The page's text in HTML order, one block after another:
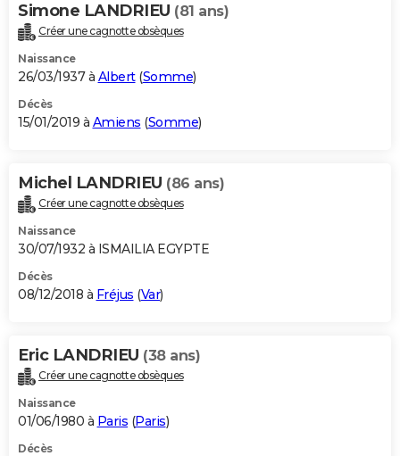
Simone LANDRIEU (81 ans)
Créer une cagnotte obsèques
Naissance
26/03/1937 à Albert(Somme)
Décès
15/01/2019 à Amiens (Somme)
Michel LANDRIEU (86 ans)
Créer une cagnotte obsèques
Naissance
30/07/1932 à ISMAILIA EGYPTE
Décès
08/12/2018 à Fréjus (Var)
Eric LANDRIEU (38 ans)
Créer une cagnotte obsèques
Naissance
01/06/1980 à Paris (Paris)
Décès